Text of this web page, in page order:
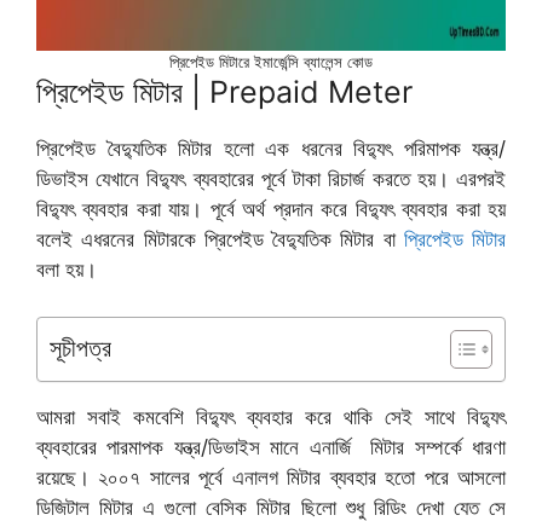
প্রিপেইড মিটারে ইমার্জেন্সি ব্যালেন্স কোড
প্রিপেইড মিটার | Prepaid Meter
প্রিপেইড বৈদ্যুতিক মিটার হলো এক ধরনের বিদ্যুৎ পরিমাপক যন্ত্র/
ডিভাইস যেখানে বিদ্যুৎ ব্যবহারের পূর্বে টাকা রিচার্জ করতে হয়। এরপরই
বিদ্যুৎ ব্যবহার করা যায়। পূর্বে অর্থ প্রদান করে বিদ্যুৎ ব্যবহার করা হয়
বলেই এধরনের মিটারকে প্রিপেইড বৈদ্যুতিক মিটার বা প্রিপেইড মিটার
বলা হয়।
সূচীপত্র
আমরা সবাই কমবেশি বিদ্যুৎ ব্যবহার করে থাকি সেই সাথে বিদ্যুৎ
ব্যবহারের পারমাপক যন্ত্র/ডিভাইস মানে এনার্জি মিটার সম্পর্কে ধারণা
রয়েছে। ২০০৭ সালের পূর্বে এনালগ মিটার ব্যবহার হতো পরে আসলো
ডিজিটাল মিটার এ গুলো বেসিক মিটার ছিলো শুধু রিডিং দেখা যেত সে